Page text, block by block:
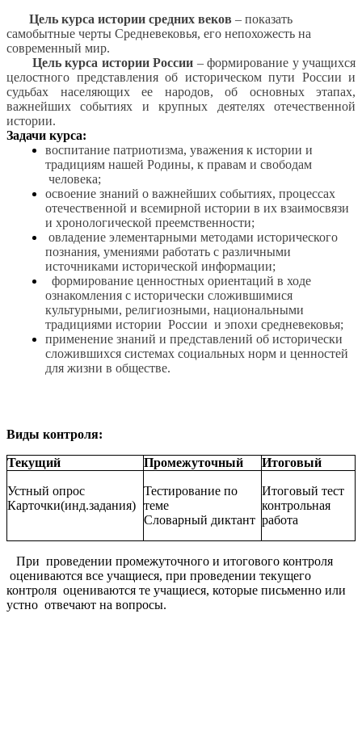
Цель курса истории средних веков – показать
самобытные черты Средневековья, его непохожесть на
современный мир.
Цель курса истории России – формирование у учащихся
целостного представления об историческом пути России и
судьбах населяющих ее народов, об основных этапах,
важнейших событиях и крупных деятелях отечественной
истории.
Задачи курса:
воспитание патриотизма, уважения к истории и
традициям нашей Родины, к правам и свободам
человека;
освоение знаний о важнейших событиях, процессах
отечественной и всемирной истории в их взаимосвязи
и хронологической преемственности;
овладение элементарными методами исторического
познания, умениями работать с различными
источниками исторической информации;
формирование ценностных ориентаций в ходе
ознакомления с исторически сложившимися
культурными, религиозными, национальными
традициями истории России и эпохи средневековья;
применение знаний и представлений об исторически
сложившихся системах социальных норм и ценностей
для жизни в обществе.
Виды контроля:
Текущий Промежуточный Итоговый
Устный опрос
Карточки(инд.задания)
Тестирование по
теме
Словарный диктант
Итоговый тест
контрольная
работа
При проведении промежуточного и итогового контроля
оцениваются все учащиеся, при проведении текущего
контроля оцениваются те учащиеся, которые письменно или
устно отвечают на вопросы.